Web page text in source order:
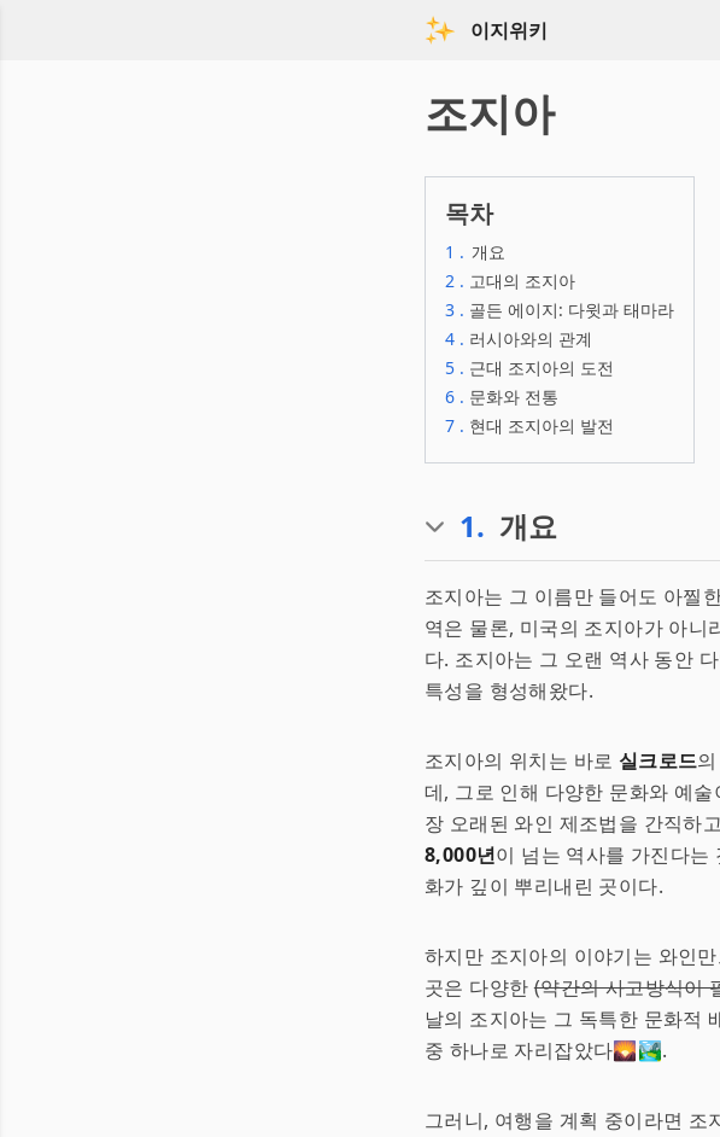
이지위키
조지아
목차
1 . 개요
2 . 고대의 조지아
3 . 골든 에이지: 다윗과 태마라
4 . 러시아와의 관계
5 . 근대 조지아의 도전
6 . 문화와 전통
7 . 현대 조지아의 발전
1. 개요
조지아는 그 이름만 들어도 아찔
역은 물론, 미국의 조지아가 아니
다. 조지아는 그 오랜 역사 동안
특성을 형성해왔다.
조지아의 위치는 바로 실크로드
데, 그로 인해 다양한 문화와 예
장 오래된 와인 제조법을 간직하
8,000년이 넘는 역사를 가진다는
화가 깊이 뿌리내린 곳이다.
하지만 조지아의 이야기는 와인
곳은 다양한(약간의 사고방식이
날의 조지아는 그 독특한 문화적
중 하나로 자리잡았다🌄🏞.
그러니, 여행을 계획 중이라면 조